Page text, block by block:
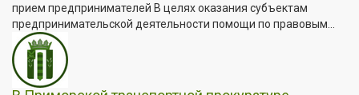
прием предпринимателей В целях оказания субъектам
предпринимательской деятельности помощи по правовым...